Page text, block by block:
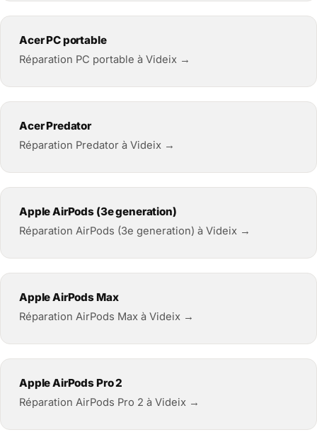
Acer PC portable
Réparation PC portable à Videix →
Acer Predator
Réparation Predator à Videix →
Apple AirPods (3e generation)
Réparation AirPods (3e generation) à Videix →
Apple AirPods Max
Réparation AirPods Max à Videix →
Apple AirPods Pro 2
Réparation AirPods Pro 2 à Videix →